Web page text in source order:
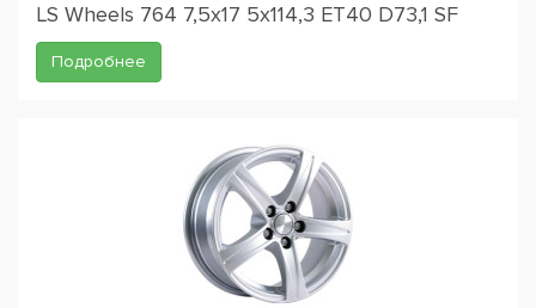
LS Wheels 764 7,5x17 5x114,3 ET40 D73,1 SF
Подробнее